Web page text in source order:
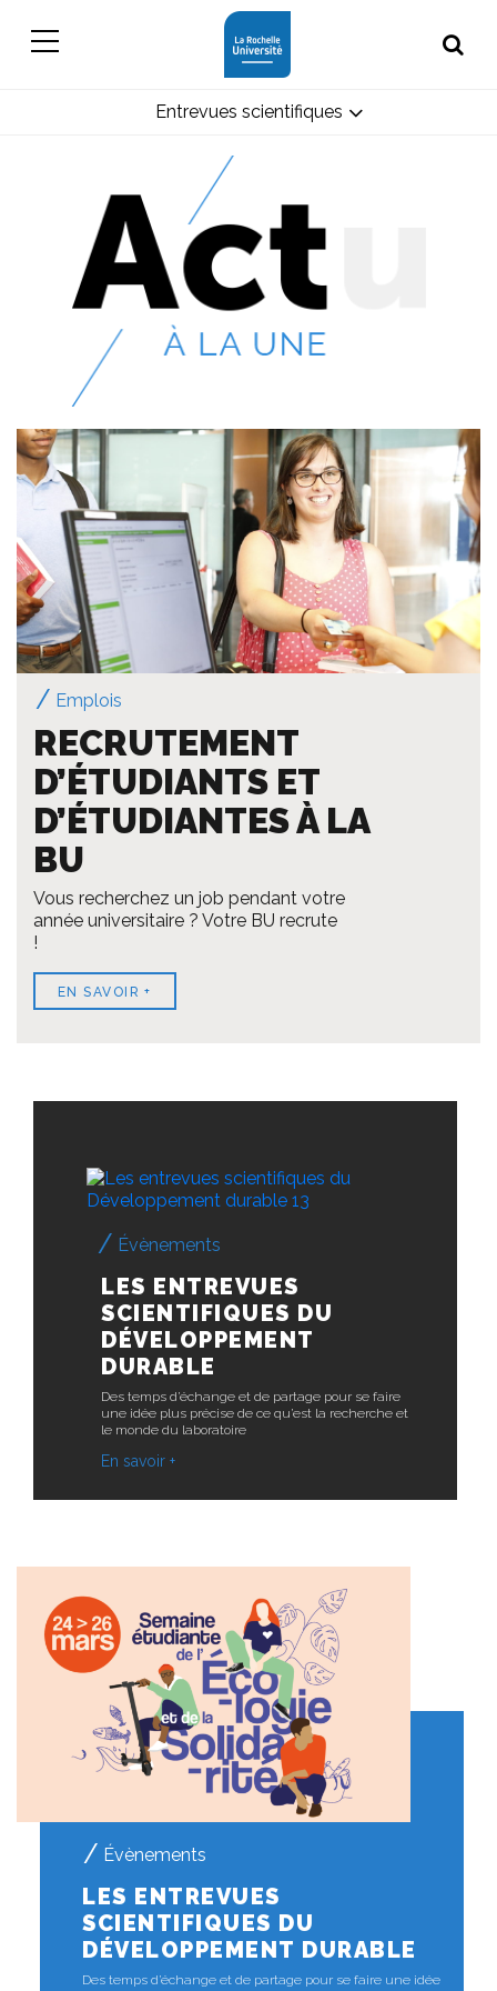
Emplois
RECRUTEMENT
D’ÉTUDIANTS ET
D’ÉTUDIANTES À LA
BU
Vous recherchez un job pendant votre
année universitaire ? Votre BU recrute
!
EN SAVOIR +
Évènements
LES ENTREVUES
SCIENTIFIQUES DU
DÉVELOPPEMENT
DURABLE
Des temps d’échange et de partage pour se faire
une idée plus précise de ce qu’est la recherche et
le monde du laboratoire
En savoir +
Évènements
LES ENTREVUES
SCIENTIFIQUES DU
DÉVELOPPEMENT DURABLE
Des temps d’échange et de partage pour se faire une idée
Entrevues scientifiques